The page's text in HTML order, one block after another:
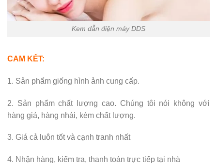
Kem dẫn điện máy DDS
CAM KẾT:
1. Sản phẩm giống hình ảnh cung cấp.
2. Sản phẩm chất lượng cao. Chúng tôi nói không với
hàng giả, hàng nhái, kém chất lượng.
3. Giá cả luôn tốt và cạnh tranh nhất
4. Nhận hàng, kiểm tra, thanh toán trực tiếp tại nhà